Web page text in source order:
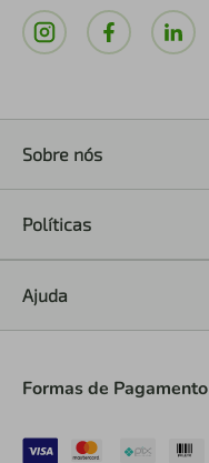
Sobre nós
Políticas
Ajuda
Formas de Pagamento